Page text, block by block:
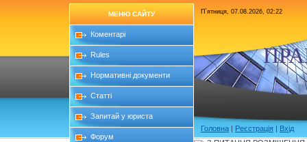
МЕНЮ САЙТУ
Коментарі
Rules
Нормативні документи
Статті
Запитай у юриста
Форум
П`ятниця, 07.08.2026, 02:22
Головна | Реєстрація | Вхід